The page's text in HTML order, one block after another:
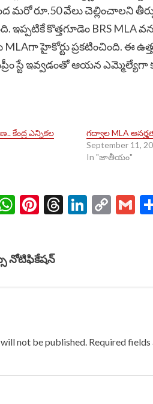
మరో రూ.50 వేలు చెల్లించాలని
ఇప్పటికే కొత్తగూడెం BRS
MLAగా హైకోర్టు ప్రకటించింది. ఈ
స్టే ఇవ్వడంతో ఆయన ఎమ్మెల్యేగా
కేంద్ర ఎన్నికల
గద్వాల MLA
September 11,
In "జాతీయం"
WhatsApp
Pinterest
ThreadsCopy
నోటిఫికేషన్
not be published. Required